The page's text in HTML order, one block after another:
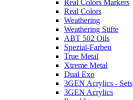
Real Colors Markers
Real Colors
Weathering
Weathering Stifte
ABT 502 Oils
Spezial-Farben
True Metal
Xtreme Metal
Dual Exo
3GEN Acrylics - Sets
3GEN Acrylics